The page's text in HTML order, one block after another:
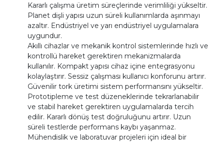
Kararlı çalışma üretim süreçlerinde verimliliği yükseltir.
Planet dişli yapısı uzun süreli kullanımlarda aşınmayı
azaltır. Endüstriyel ve yarı endüstriyel uygulamalara
uygundur.
Akıllı cihazlar ve mekanik kontrol sistemlerinde hızlı ve
kontrollü hareket gerektiren mekanizmalarda
kullanılır. Kompakt yapısı cihaz içine entegrasyonu
kolaylaştırır. Sessiz çalışması kullanıcı konforunu artırır.
Güvenilir tork üretimi sistem performansını yükseltir.
Prototipleme ve test düzeneklerinde tekrarlanabilir
ve stabil hareket gerektiren uygulamalarda tercih
edilir. Kararlı dönüş test doğruluğunu artırır. Uzun
süreli testlerde performans kaybı yaşanmaz.
Mühendislik ve laboratuvar projeleri için ideal bir